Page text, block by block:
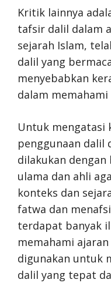
Kritik lainnya
tafsir dalil dalam
sejarah Islam,
dalil yang
menyebabkan
dalam
Untuk
penggunaan dalil
dilakukan
ulama dan ahli
konteks dan
fatwa dan
terdapat banyak
memahami
digunakan untuk
dalil yang tepat